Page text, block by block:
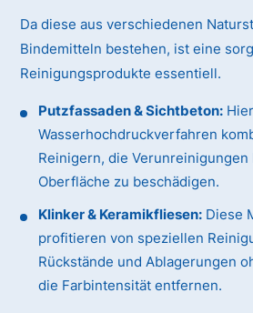
Da diese aus verschiedenen
Bindemitteln bestehen, ist eine
Reinigungsprodukte essentiell.
Putzfassaden & Sichtbeton:
Wasserhochdruckverfahren
Reinigern, die Verunreinigungen
Oberfläche zu beschädigen.
Klinker & Keramikfliesen: Diese
profitieren von speziellen
Rückstände und Ablagerungen
die Farbintensität entfernen.